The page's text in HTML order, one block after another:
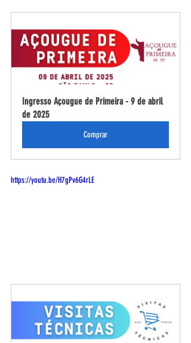
Ingresso Açougue de Primeira - 9 de abril
de 2025
Comprar
https://youtu.be/H7gPv6G4rLE